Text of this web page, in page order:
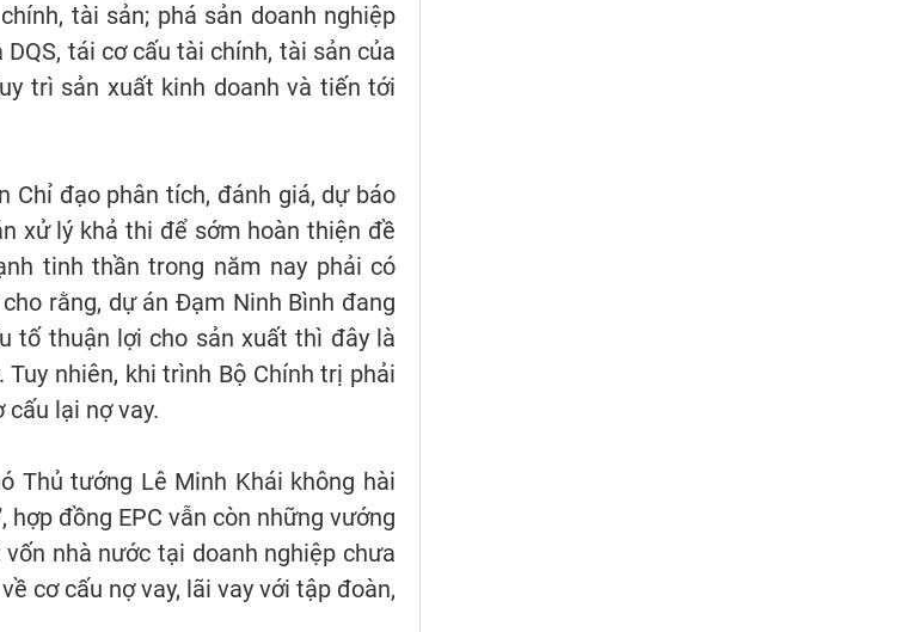
tài sản; phá sản doanh nghiệp
tái cơ cấu tài chính, tài sản của
trì sản xuất kinh doanh và tiến tới
Chỉ đạo phân tích, đánh giá, dự báo
xử lý khả thi để sớm hoàn thiện đề
tinh thần trong năm nay phải có
rằng, dự án Đạm Ninh Bình đang
tố thuận lợi cho sản xuất thì đây là
nhiên, khi trình Bộ Chính trị phải
cấu lại nợ vay.
Thủ tướng Lê Minh Khái không hài
hợp đồng EPC vẫn còn những vướng
nhà nước tại doanh nghiệp chưa
cơ cấu nợ vay, lãi vay với tập đoàn,